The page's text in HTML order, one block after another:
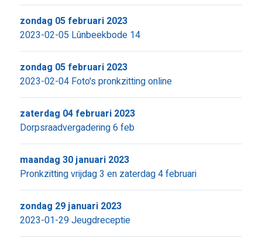
2023-02-05 Lûnbeekbode 14
zondag 05 februari 2023
2023-02-04 Foto's pronkzitting online
zondag 05 februari 2023
Dorpsraadvergadering 6 feb
zaterdag 04 februari 2023
Pronkzitting vrijdag 3 en zaterdag 4 februari
maandag 30 januari 2023
2023-01-29 Jeugdreceptie
zondag 29 januari 2023